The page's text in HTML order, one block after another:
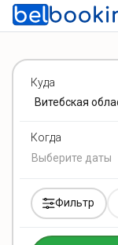
Куда
Когда
Фильтр